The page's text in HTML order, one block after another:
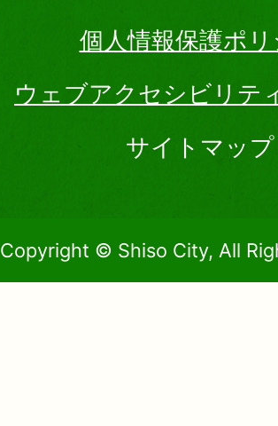
個人情報保護ポ
ウェブアクセシビリテ
サイトマップ
Copyright © Shiso City, All